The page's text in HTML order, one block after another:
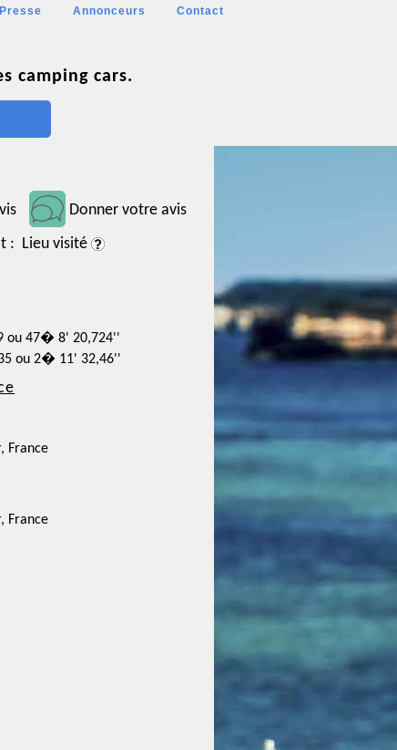
Presse Annonceurs Contact
camping cars.
Donner votre avis
: Lieu visité
ou 47� 8' 20,724''
ou 2� 11' 32,46''
France
France